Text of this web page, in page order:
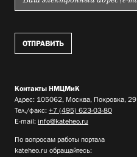
Контакты НМЦМиК
Адрес: 105062, Москва, Покровка, 29
Тел./факс: +7 (495) 623-03-80
E-mail: info@kateheo.ru
По вопросам работы портала
kateheo.ru обращайтесь: